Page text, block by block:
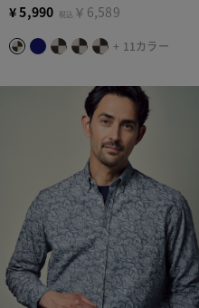
¥5,990 税込 ￥6,589
+ 11カラー